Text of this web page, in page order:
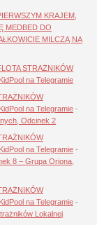
KRAJEM,
MEDBED DO
MILCZĄ NA
STRAŻNIKÓW
na Telegramie
na Telegramie -
Odcinek 2
na Telegramie -
8 – Grupa Oriona,
na Telegramie -
Lokalnej